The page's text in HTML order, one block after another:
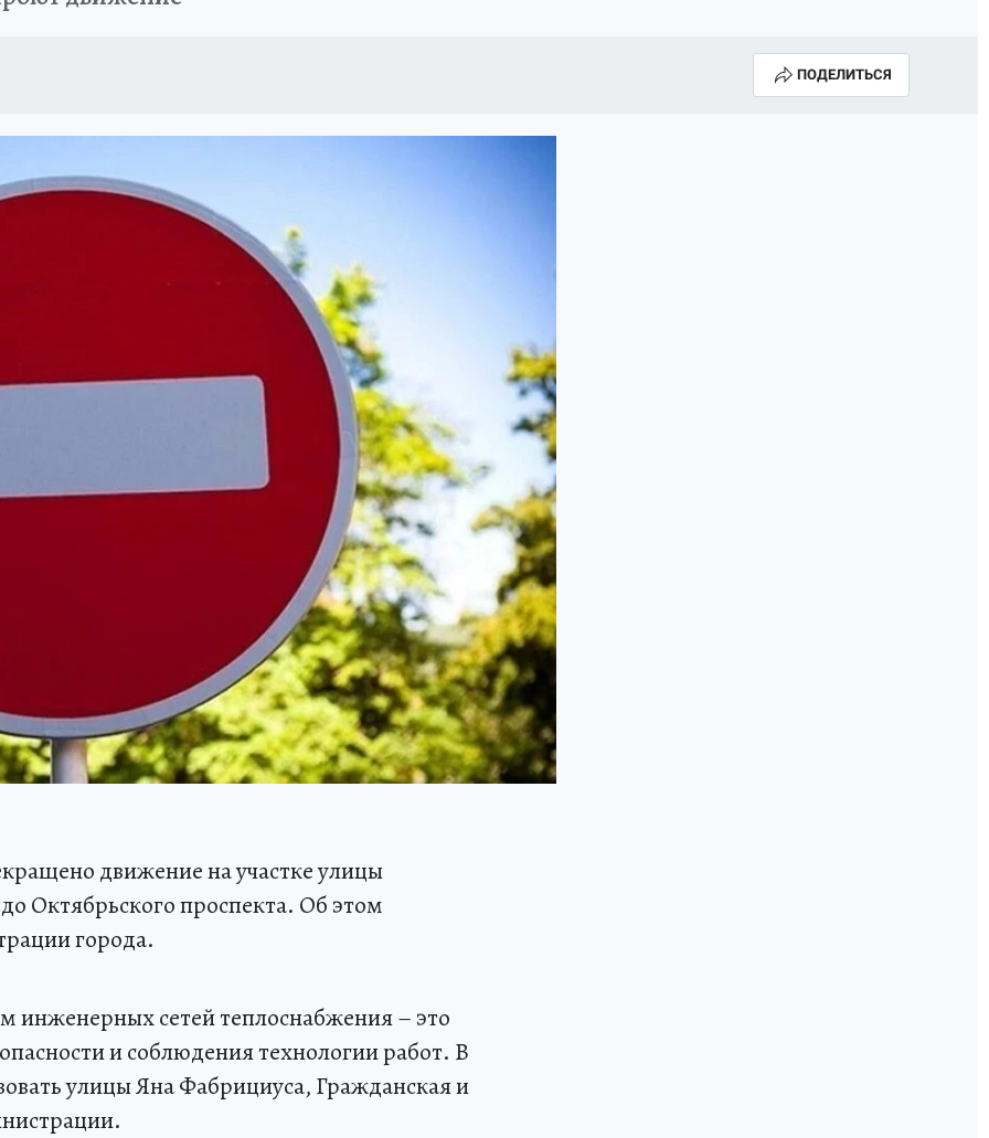
ПОДЕЛИТЬСЯ
движение на участке улицы
Октябрьского проспекта. Об этом
города.
инженерных сетей теплоснабжения – это
и соблюдения технологии работ. В
улицы Яна Фабрициуса, Гражданская и